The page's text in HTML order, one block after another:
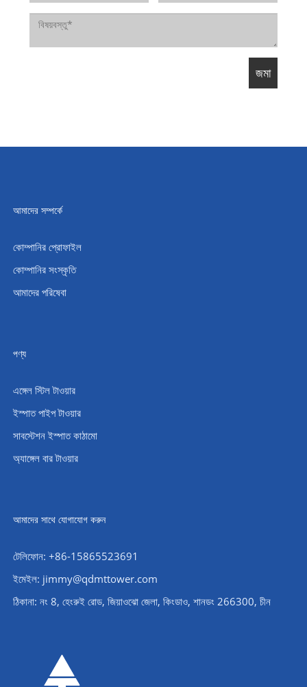
আমাদের সম্পর্কে
কোম্পানির প্রোফাইল
কোম্পানির সংস্কৃতি
আমাদের পরিষেবা
পণ্য
এঙ্গেল স্টিল টাওয়ার
ইস্পাত পাইপ টাওয়ার
সাবস্টেশন ইস্পাত কাঠামো
অ্যাঙ্গেল বার টাওয়ার
আমাদের সাথে যোগাযোগ করুন
টেলিফোন: +86-15865523691
ইমেইল: jimmy@qdmttower.com
ঠিকানা: নং 8, হেংরুই রোড, জিয়াওঝো জেলা, কিংডাও, শানডং 266300, চীন